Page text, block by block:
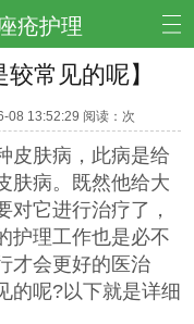
疮护理
常见的呢】
08 13:52:29 阅读： 次
肤病，此病是给
肤病。既然他给大
对它进行治疗了，
护理工作也是必不
才会更好的医治
的呢?以下就是详细